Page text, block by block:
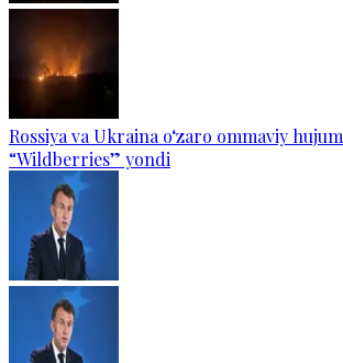
Rossiya va Ukraina o‘zaro ommaviy
“Wildberries” yondi